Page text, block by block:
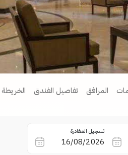
المرافق تفاصيل الفندق الخريطة
تسجيل المغادرة